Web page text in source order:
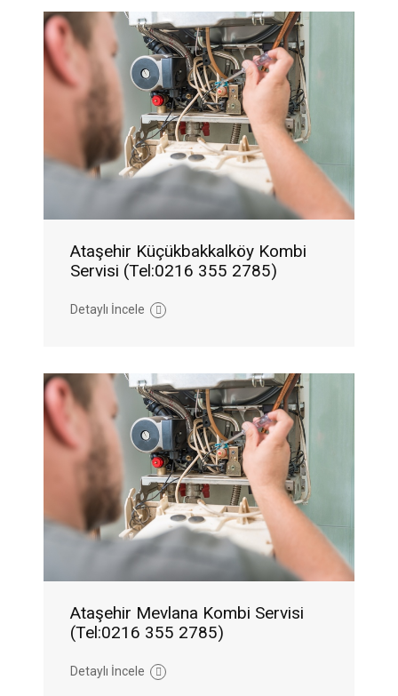
Ataşehir Küçükbakkalköy Kombi
Servisi (Tel:0216 355 2785)
Detaylı İncele
Ataşehir Mevlana Kombi Servisi
(Tel:0216 355 2785)
Detaylı İncele